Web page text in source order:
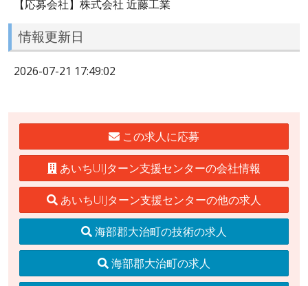
【応募会社】株式会社 近藤工業
情報更新日
2026-07-21 17:49:02
この求人に応募
あいちUIJターン支援センターの会社情報
あいちUIJターン支援センターの他の求人
海部郡大治町の技術の求人
海部郡大治町の求人